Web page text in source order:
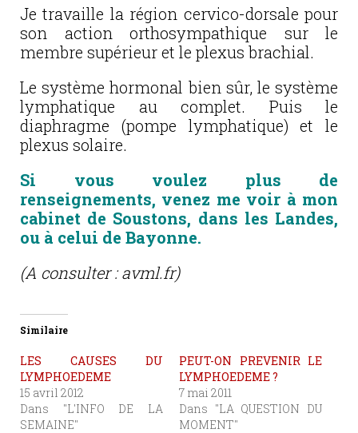
Je travaille la région cervico-dorsale pour
son action orthosympathique sur le
membre supérieur et le plexus brachial.
Le système hormonal bien sûr, le système
lymphatique au complet. Puis le
diaphragme (pompe lymphatique) et le
plexus solaire.
Si vous voulez plus de
renseignements, venez me voir à mon
cabinet de Soustons, dans les Landes,
ou à celui de Bayonne.
(A consulter : avml.fr)
Similaire
LES CAUSES DU
LYMPHOEDEME
15 avril 2012
Dans "L'INFO DE LA
SEMAINE"
PEUT-ON PREVENIR LE
LYMPHOEDEME ?
7 mai 2011
Dans "LA QUESTION DU
MOMENT"